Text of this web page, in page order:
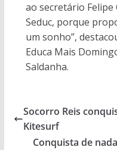
ao secretário Felipe
Seduc, porque
um sonho”,
Educa Mais
Saldanha.
Socorro Reis
Kitesurf
Conquista de